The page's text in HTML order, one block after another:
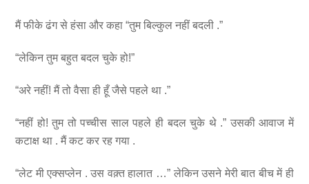
मैं फीके ढंग से हंसा और कहा “तुम बिल्कुल नहीं बदली .”
“लेकिन तुम बहुत बदल चुके हो!”
“अरे नहीं! मैं तो वैसा ही हूँ जैसे पहले था .”
“नहीं हो! तुम तो पच्चीस साल पहले ही बदल चुके थे .” उसकी आवाज में
कटाक्ष था . मैं कट कर रह गया .
“लेट मी एक्सप्लेन . उस वक़्त हालात …” लेकिन उसने मेरी बात बीच में ही